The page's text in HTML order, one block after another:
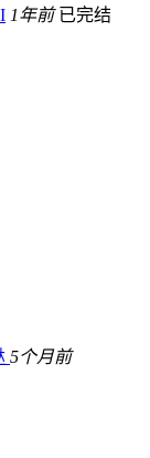
1年前 已完结
5个月前